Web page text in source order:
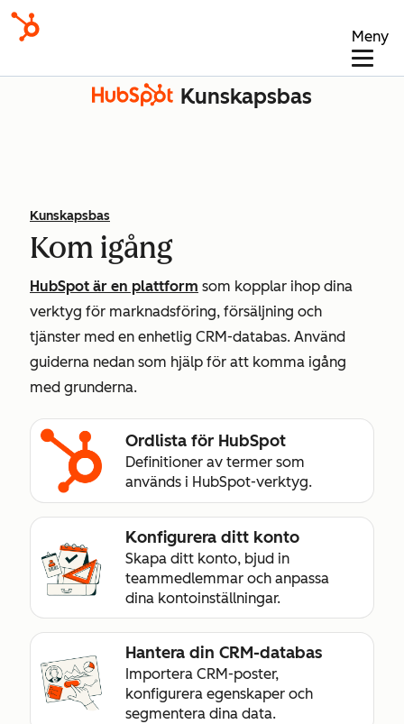
Meny
Kunskapsbas
Kunskapsbas
Kom igång
HubSpot är en plattform som kopplar ihop dina
verktyg för marknadsföring, försäljning och
tjänster med en enhetlig CRM-databas. Använd
guiderna nedan som hjälp för att komma igång
med grunderna.
Ordlista för HubSpot
Definitioner av termer som
används i HubSpot-verktyg.
Konfigurera ditt konto
Skapa ditt konto, bjud in
teammedlemmar och anpassa
dina kontoinställningar.
Hantera din CRM-databas
Importera CRM-poster,
konfigurera egenskaper och
segmentera dina data.